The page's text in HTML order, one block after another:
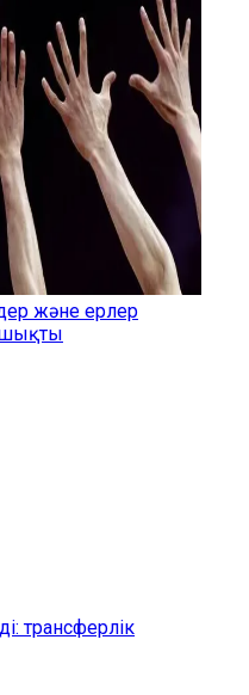
және ерлер
шықты
трансферлік